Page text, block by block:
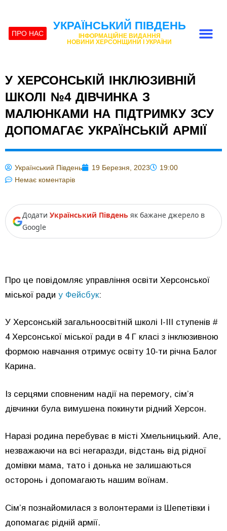
ПРО НАС
УКРАЇНСЬКИЙ ПІВДЕНЬ
ІНФОРМАЦІЙНЕ ВИДАННЯ
НОВИНИ ХЕРСОНЩИНИ І УКРАЇНИ
У ХЕРСОНСЬКІЙ ІНКЛЮЗИВНІЙ
ШКОЛІ №4 ДІВЧИНКА З
МАЛЮНКАМИ НА ПІДТРИМКУ ЗСУ
ДОПОМАГАЄ УКРАЇНСЬКІЙ АРМІЇ
Український Південь 19 Березня, 2023
19:00
Немає коментарів
Додати Український Південь як бажане джерело в
Google
Про це повідомляє управління освіти Херсонської
міської ради у Фейсбук:
У Херсонській загальноосвітній школі І-ІІІ ступенів #
4 Херсонської міської ради в 4 Г класі з інклюзивною
формою навчання отримує освіту 10-ти річна Балог
Карина.
Із серцями сповненим надії на перемогу, сім’я
дівчинки була вимушена покинути рідний Херсон.
Наразі родина перебуває в місті Хмельницький. Але,
незважаючи на всі негаразди, відстань від рідної
домівки мама, тато і донька не залишаються
осторонь і допомагають нашим воїнам.
Сім’я познайомилася з волонтерами із Шепетівки і
допомагає рідній армії.